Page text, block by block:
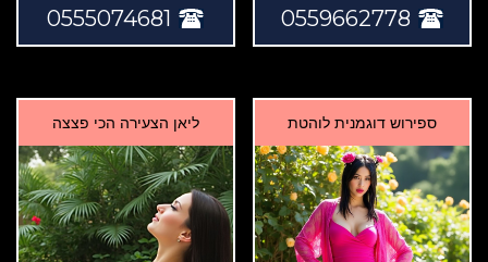
0559662778
0555074681
ספירוש דוגמנית לוהטת ליאן הצעירה הכי פצצה